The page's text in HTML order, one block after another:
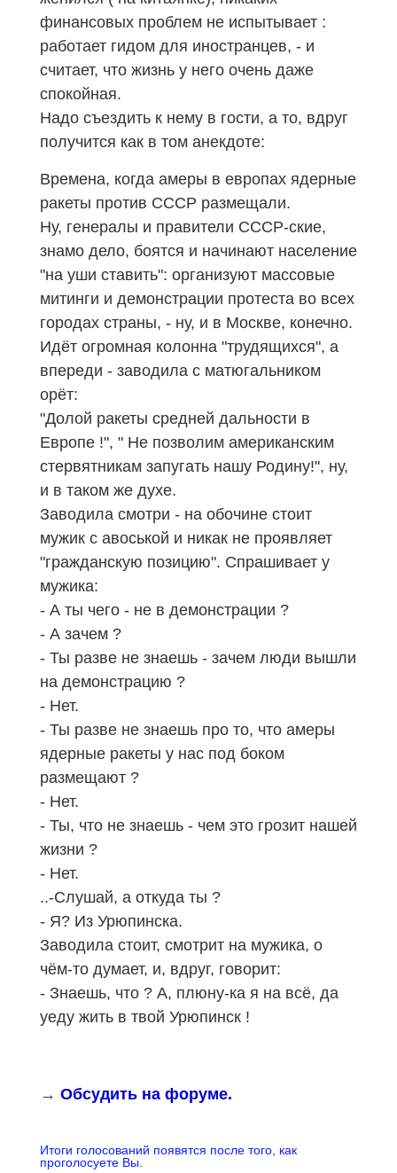
финансовых проблем не испытывает :
работает гидом для иностранцев, - и
считает, что жизнь у него очень даже
спокойная.
Надо съездить к нему в гости, а то, вдруг
получится как в том анекдоте:
Времена, когда амеры в европах ядерные
ракеты против СССР размещали.
Ну, генералы и правители СССР-ские,
знамо дело, боятся и начинают население
"на уши ставить": организуют массовые
митинги и демонстрации протеста во всех
городах страны, - ну, и в Москве, конечно.
Идёт огромная колонна "трудящихся", а
впереди - заводила с матюгальником
орёт:
"Долой ракеты средней дальности в
Европе !", " Не позволим американским
стервятникам запугать нашу Родину!", ну,
и в таком же духе.
Заводила смотри - на обочине стоит
мужик с авоськой и никак не проявляет
"гражданскую позицию". Спрашивает у
мужика:
- А ты чего - не в демонстрации ?
- А зачем ?
- Ты разве не знаешь - зачем люди вышли
на демонстрацию ?
- Нет.
- Ты разве не знаешь про то, что амеры
ядерные ракеты у нас под боком
размещают ?
- Нет.
- Ты, что не знаешь - чем это грозит нашей
жизни ?
- Нет.
..-Слушай, а откуда ты ?
- Я? Из Урюпинска.
Заводила стоит, смотрит на мужика, о
чём-то думает, и, вдруг, говорит:
- Знаешь, что ? А, плюну-ка я на всё, да
уеду жить в твой Урюпинск !
→ Обсудить на форуме.
Итоги голосований появятся после того, как
проголосуете Вы.